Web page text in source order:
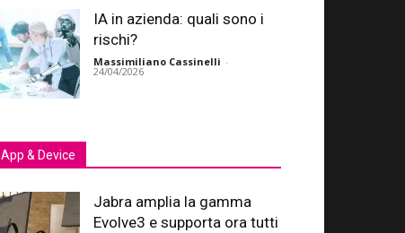
IA in azienda: quali sono i
rischi?
Massimiliano Cassinelli -
24/04/2026
App & Device
Jabra amplia la gamma
Evolve3 e supporta ora tutti